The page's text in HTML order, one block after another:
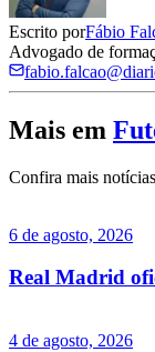
Escrito porFábio
Advogado de
Mais em
Confira mais
6 de agosto, 2026
Real Madrid
4 de agosto, 2026